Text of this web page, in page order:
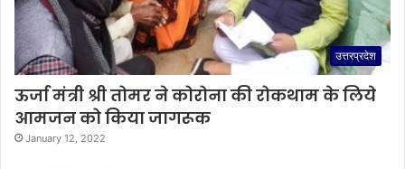
उत्तरप्रदेश
ऊर्जा मंत्री श्री तोमर ने कोरोना की रोकथाम के लिये
आमजन को किया जागरूक
January 12, 2022